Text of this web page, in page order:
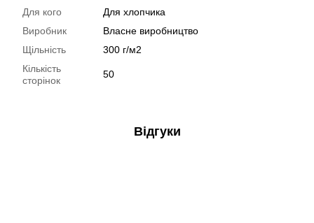
Для кого
Для хлопчика
Виробник
Власне виробництво
Щільність
300 г/м2
Кількість
сторінок
50
Відгуки